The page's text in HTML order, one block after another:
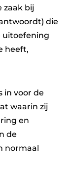
zaak bij
die
uitoefening
heeft,
in voor de
waarin zij
en
de
normaal